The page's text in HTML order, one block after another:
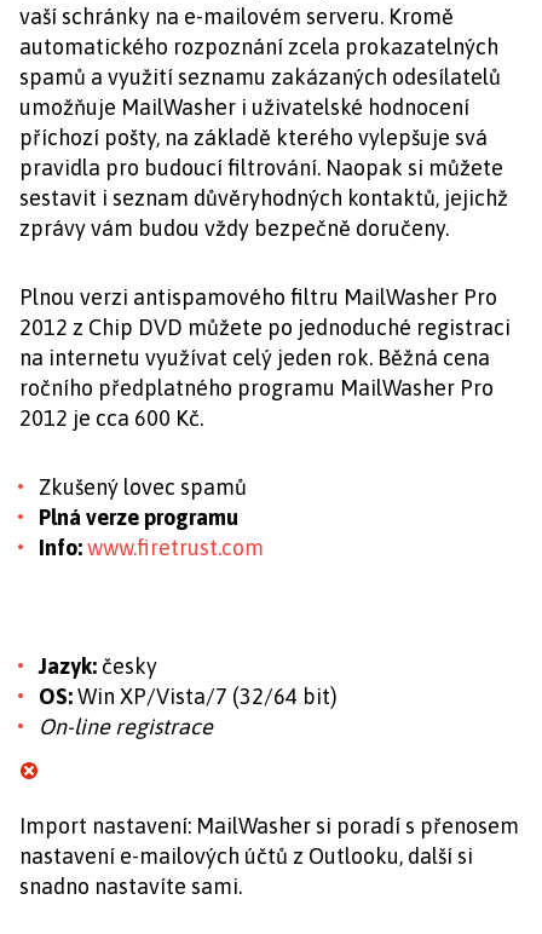
vaší schránky na e-mailovém serveru. Kromě
automatického rozpoznání zcela prokazatelných
spamů a využití seznamu zakázaných odesílatelů
umožňuje MailWasher i uživatelské hodnocení
příchozí pošty, na základě kterého vylepšuje svá
pravidla pro budoucí filtrování. Naopak si můžete
sestavit i seznam důvěryhodných kontaktů, jejichž
zprávy vám budou vždy bezpečně doručeny.
Plnou verzi antispamového filtru MailWasher Pro
2012 z Chip DVD můžete po jednoduché registraci
na internetu využívat celý jeden rok. Běžná cena
ročního předplatného programu MailWasher Pro
2012 je cca 600 Kč.
Zkušený lovec spamů
Plná verze programu
Info:www.firetrust.com
Jazyk: česky
OS:Win XP/Vista/7 (32/64 bit)
On-line registrace
Import nastavení: MailWasher si poradí s přenosem
nastavení e-mailových účtů z Outlooku, další si
snadno nastavíte sami.